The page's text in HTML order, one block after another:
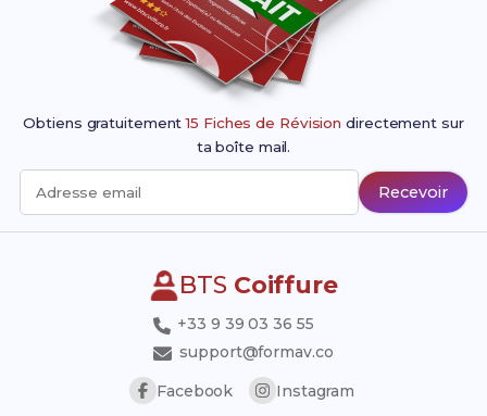
Obtiens gratuitement15 Fiches de Révision directement sur
ta boîte mail.
Adresse email Recevoir
BTS Coiffure
+33 9 39 03 36 55
support@formav.co
Facebook
Instagram